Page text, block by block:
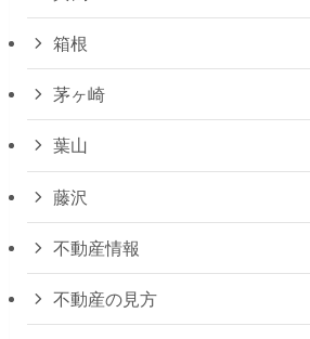
箱根
茅ヶ崎
葉山
藤沢
不動産情報
不動産の見方